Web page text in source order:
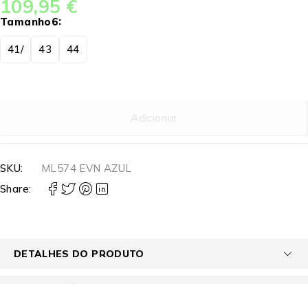
109,95 €
Tamanho6
41/ 43 44
Adicionar
SKU:
ML574 EVN AZUL
Share:
DETALHES DO PRODUTO